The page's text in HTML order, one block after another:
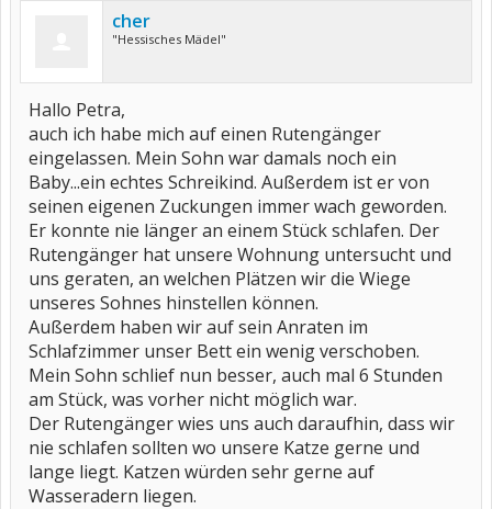
cher
"Hessisches Mädel"
Hallo Petra,
auch ich habe mich auf einen Rutengänger
eingelassen. Mein Sohn war damals noch ein
Baby...ein echtes Schreikind. Außerdem ist er von
seinen eigenen Zuckungen immer wach geworden.
Er konnte nie länger an einem Stück schlafen. Der
Rutengänger hat unsere Wohnung untersucht und
uns geraten, an welchen Plätzen wir die Wiege
unseres Sohnes hinstellen können.
Außerdem haben wir auf sein Anraten im
Schlafzimmer unser Bett ein wenig verschoben.
Mein Sohn schlief nun besser, auch mal 6 Stunden
am Stück, was vorher nicht möglich war.
Der Rutengänger wies uns auch daraufhin, dass wir
nie schlafen sollten wo unsere Katze gerne und
lange liegt. Katzen würden sehr gerne auf
Wasseradern liegen.